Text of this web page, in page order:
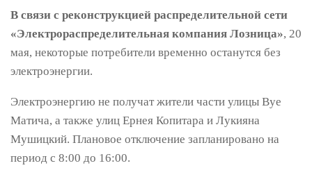
В связи с реконструкцией распределительной сети
«Электрораспределительная компания Лозница», 20
мая, некоторые потребители временно останутся без
электроэнергии.
Электроэнергию не получат жители части улицы Вуе
Матича, а также улиц Ернея Копитара и Лукияна
Мушицкий. Плановое отключение запланировано на
период с 8:00 до 16:00.